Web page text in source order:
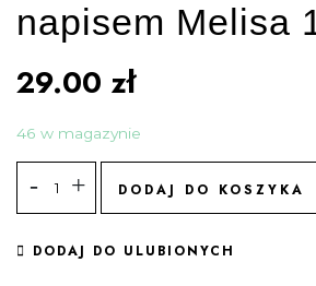
napisem Melisa
29.00 zł
46 w magazynie
DODAJ DO KOSZYKA
DODAJ DO ULUBIONYCH